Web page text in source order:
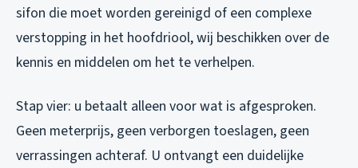
sifon die moet worden gereinigd of een complexe
verstopping in het hoofdriool, wij beschikken over de
kennis en middelen om het te verhelpen.
Stap vier: u betaalt alleen voor wat is afgesproken.
Geen meterprijs, geen verborgen toeslagen, geen
verrassingen achteraf. U ontvangt een duidelijke